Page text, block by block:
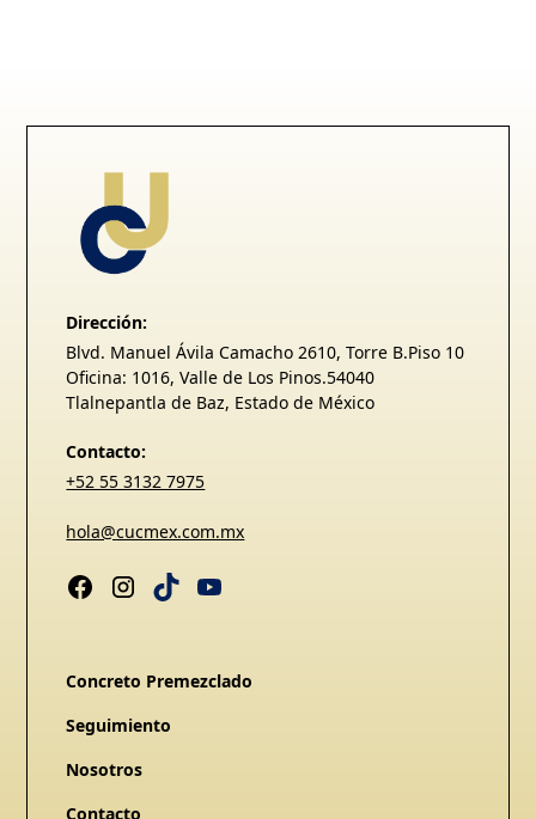
Dirección:
Blvd. Manuel Ávila Camacho 2610, Torre B.Piso 10
Oficina: 1016, Valle de Los Pinos.54040
Tlalnepantla de Baz, Estado de México
Contacto:
+52 55 3132 7975
hola@cucmex.com.mx
Concreto Premezclado
Seguimiento
Nosotros
Contacto